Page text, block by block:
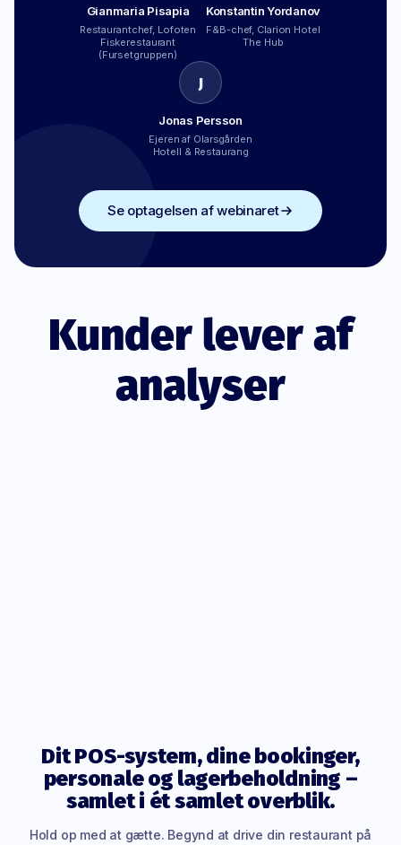
Gianmaria Pisapia
Restaurantchef, Lofoten
Fiskerestaurant
(Fursetgruppen)
Konstantin Yordanov
F&B-chef, Clarion Hotel
The Hub
J
Jonas Persson
Ejeren af Olarsgården
Hotell & Restaurang
Se optagelsen af webinaret
Kunder lever af
analyser
Dit POS-system, dine bookinger,
personale og lagerbeholdning –
samlet i ét samlet overblik.
Hold op med at gætte. Begynd at drive din restaurant på